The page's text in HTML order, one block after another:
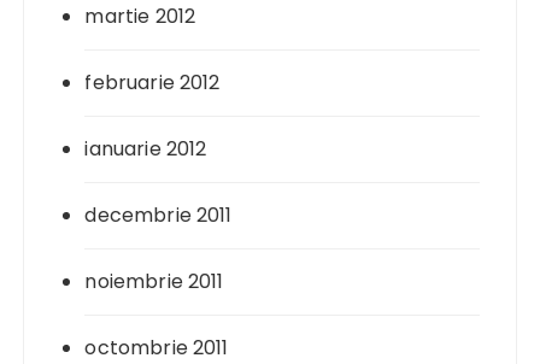
martie 2012
februarie 2012
ianuarie 2012
decembrie 2011
noiembrie 2011
octombrie 2011